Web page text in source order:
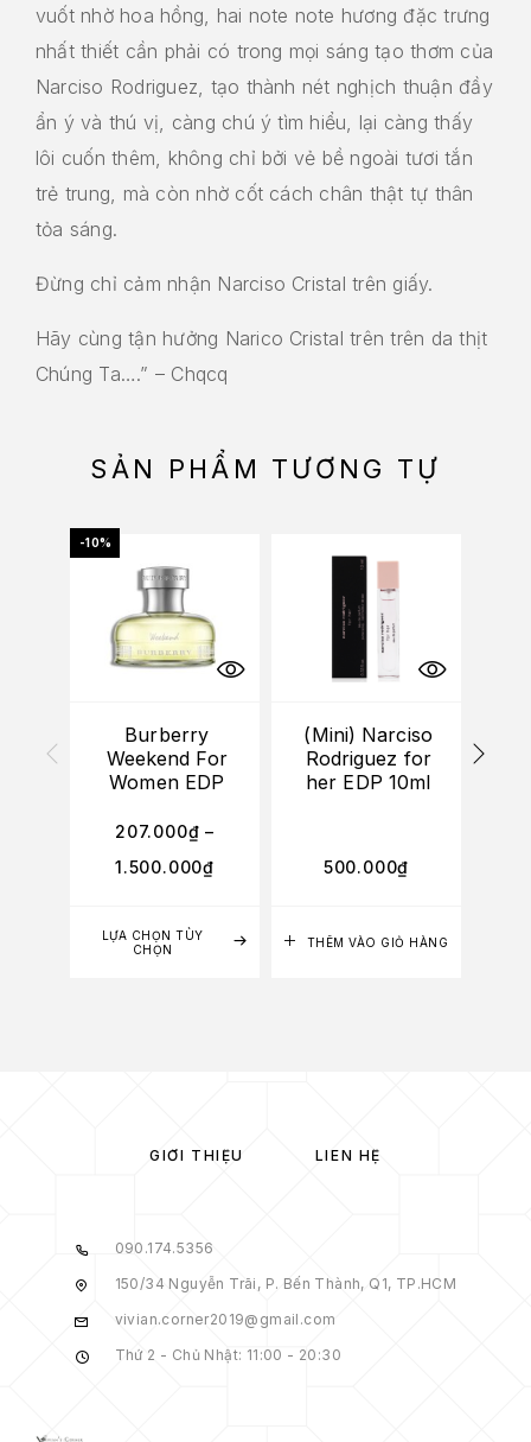
vuốt nhờ hoa hồng, hai note note hương đặc trưng
nhất thiết cần phải có trong mọi sáng tạo thơm của
Narciso Rodriguez, tạo thành nét nghịch thuận đầy
ẩn ý và thú vị, càng chú ý tìm hiểu, lại càng thấy
lôi cuốn thêm, không chỉ bởi vẻ bề ngoài tươi tắn
trẻ trung, mà còn nhờ cốt cách chân thật tự thân
tỏa sáng.
Đừng chỉ cảm nhận Narciso Cristal trên giấy.
Hãy cùng tận hưởng Narico Cristal trên trên da thịt
Chúng Ta….” – Chqcq
SẢN PHẨM TƯƠNG TỰ
-10%
LỰA CHỌN TÙY
CHỌN
Burberry
Weekend For
Women EDP
207.000₫ –
1.500.000₫
THÊM VÀO GIỎ HÀNG
(Mini) Narciso
Rodriguez for
her EDP 10ml
500.000₫
GIỚI THIỆU LIÊN HỆ
090.174.5356
150/34 Nguyễn Trãi, P. Bến Thành, Q1, TP.HCM
vivian.corner2019@gmail.com
Thứ 2 - Chủ Nhật: 11:00 - 20:30